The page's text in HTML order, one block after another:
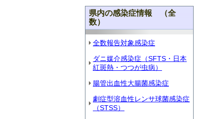
県内の感染症情報 （全
数）
全数報告対象感染症
ダニ媒介感染症（SFTS・日本
紅斑熱・つつが虫病）
腸管出血性大腸菌感染症
劇症型溶血性レンサ球菌感染症
（STSS）